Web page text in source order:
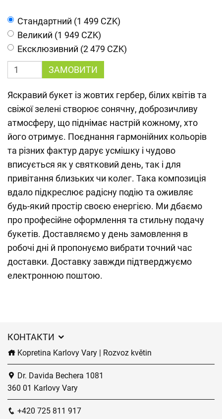
Cтандартний (1 499 CZK)
Великий (1 949 CZK)
Ексклюзивний (2 479 CZK)
ЗАМОВИТИ
Яскравий букет із жовтих гербер, білих квітів та
свіжої зелені створює сонячну, доброзичливу
атмосферу, що піднімає настрій кожному, хто
його отримує. Поєднання гармонійних кольорів
та різних фактур дарує усмішку і чудово
вписується як у святковий день, так і для
привітання близьких чи колег. Така композиція
вдало підкреслює радісну подію та оживляє
будь-який простір своєю енергією. Ми дбаємо
про професійне оформлення та стильну подачу
букетів. Доставляємо у день замовлення в
робочі дні й пропонуємо вибрати точний час
доставки. Доставку завжди підтверджуємо
електронною поштою.
КОНТАКТИ
Kopretina Karlovy Vary | Rozvoz květin
Dr. Davida Bechera 1081
360 01 Karlovy Vary
+420 725 811 917